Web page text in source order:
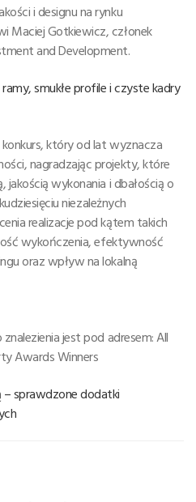
i designu na rynku
Maciej Gotkiewicz, członek
and Development.
ramy, smukłe profile i czyste kadry
który od lat wyznacza
nagradzając projekty, które
wykonania i dbałością o
niezależnych
realizacje pod kątem takich
wykończenia, efektywność
oraz wpływ na lokalną
jest pod adresem: All
Awards Winners
– sprawdzone dodatki